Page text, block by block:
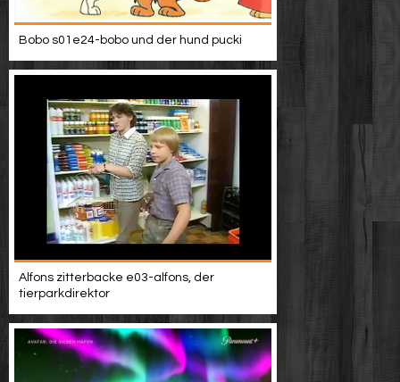
Bobo s01e24-bobo und der hund pucki
Alfons zitterbacke e03-alfons, der
tierparkdirektor